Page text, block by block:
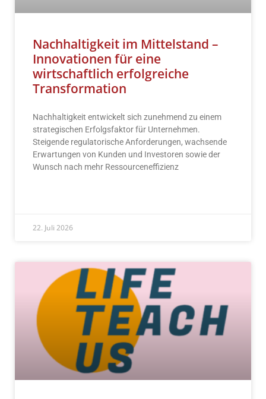
Nachhaltigkeit im Mittelstand –
Innovationen für eine
wirtschaftlich erfolgreiche
Transformation
Nachhaltigkeit entwickelt sich zunehmend zu einem
strategischen Erfolgsfaktor für Unternehmen.
Steigende regulatorische Anforderungen, wachsende
Erwartungen von Kunden und Investoren sowie der
Wunsch nach mehr Ressourceneffizienz
22. Juli 2026